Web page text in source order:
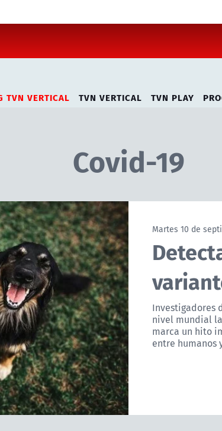
TVN VERTICAL TVN VERTICAL TVN PLAY
Covid-19
Martes 10 de
Investigadores
nivel mundial la
marca un hito
entre humanos